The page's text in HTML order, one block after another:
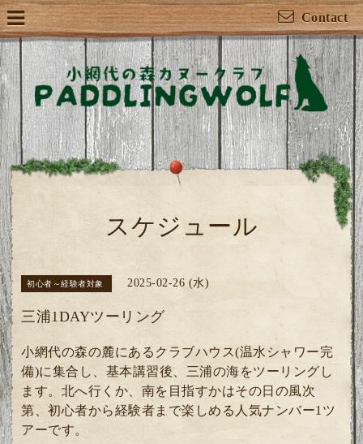
Contact
スケジュール
初心者～経験者対象 2025-02-26 (水)
三浦1DAYツーリング
小網代の森の麓にあるクラブハウス(温水シャワー完
備)に集合し、基本講習後、三浦の海をツーリングし
ます。北へ行くか、南を目指すかはその日の風次
第、初心者から経験者まで楽しめる人気ナンバー1ツ
アーです。